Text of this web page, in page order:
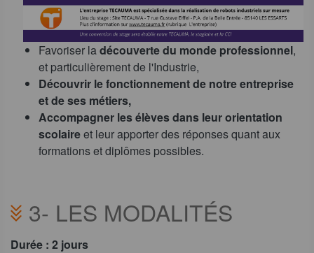
Favoriser ladécouverte du monde professionnel,
et particulièrement de l'Industrie,
Découvrir le fonctionnement de notre entreprise
et de ses métiers,
Accompagner les élèves dans leur orientation
scolaireet leur apporter des réponses quant aux
formations et diplômes possibles.
3- LES MODALITÉS
Durée : 2 jours